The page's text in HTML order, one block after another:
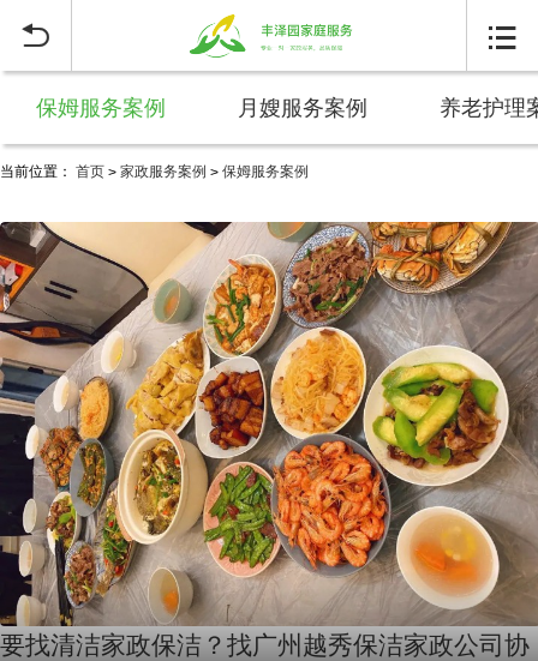
 
保姆服务案例 月嫂服务案例 养老护理
当前位置： 首页 > 家政服务案例 > 保姆服务案例
要找清洁家政保洁？找广州越秀保洁家政公司协